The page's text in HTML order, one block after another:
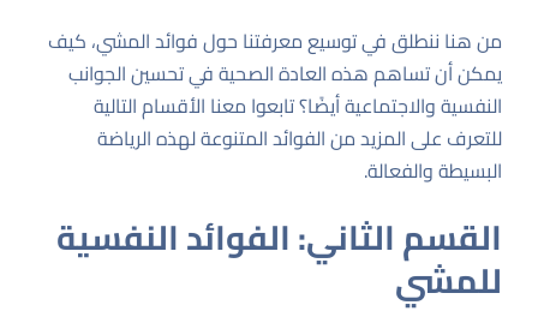
من هنا ننطلق في توسيع معرفتنا حول فوائد المشي، كيف
يمكن أن تساهم هذه العادة الصحية في تحسين الجوانب
النفسية والاجتماعية أيضًا؟ تابعوا معنا الأقسام التالية
للتعرف على المزيد من الفوائد المتنوعة لهذه الرياضة
البسيطة والفعالة.
القسم الثاني: الفوائد النفسية
للمشي